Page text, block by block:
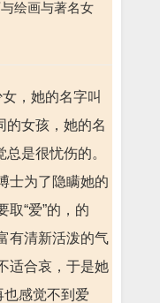
绘画与著名女
，她的名字叫
的女孩，她的名
是很忧伤的。
士为了隐瞒她的
取“爱”的，的
有清新活泼的气
适合哀，于是她
也感觉不到爱